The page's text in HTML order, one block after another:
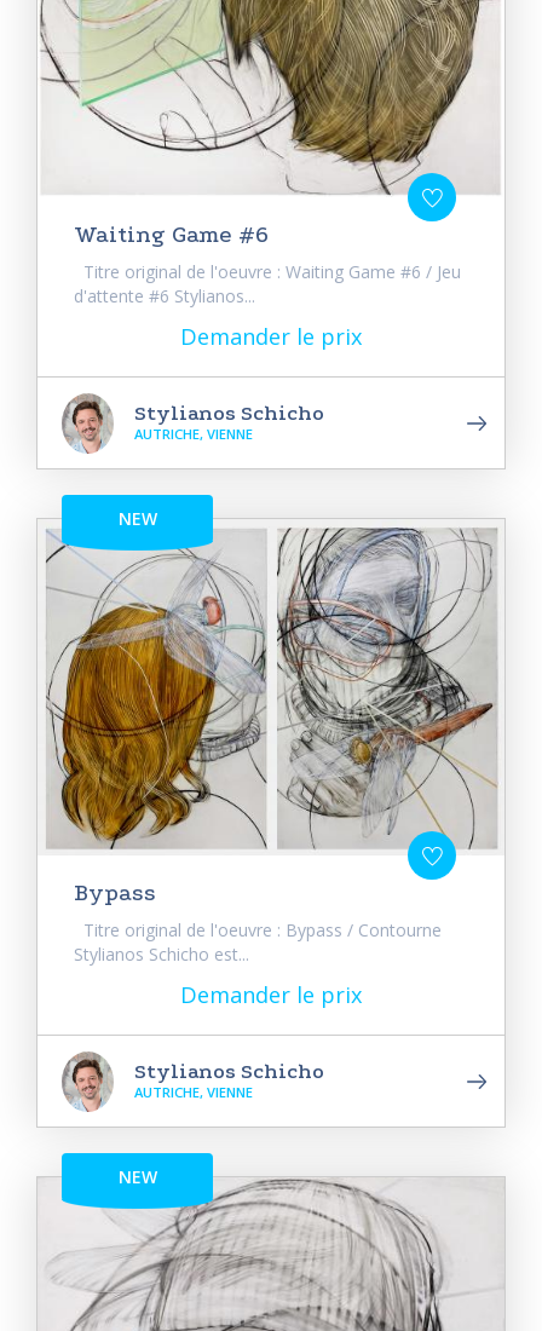
Waiting Game #6
Titre original de l'oeuvre : Waiting Game #6 / Jeu
d'attente #6 Stylianos...
Demander le prix
Stylianos Schicho
AUTRICHE, VIENNE
NEW
Bypass
Titre original de l'oeuvre : Bypass / Contourne
Stylianos Schicho est...
Demander le prix
Stylianos Schicho
AUTRICHE, VIENNE
NEW